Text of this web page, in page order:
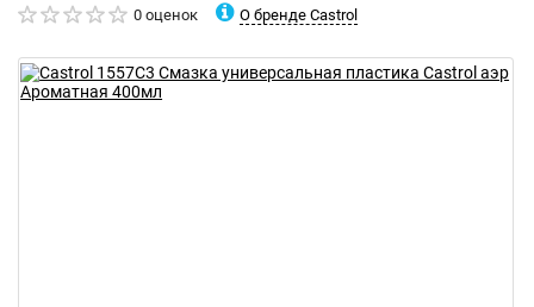
0 оценок О бренде Castrol